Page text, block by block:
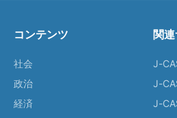
コンテンツ
社会
政治
経済
関
J-
J-
J-